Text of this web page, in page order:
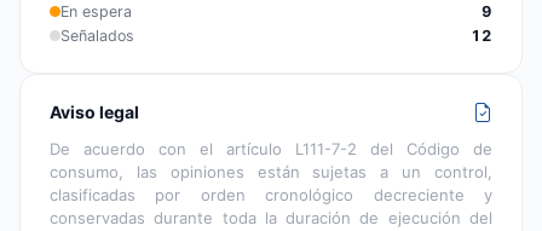
En espera
9
Señalados
12
Aviso legal
De acuerdo con el artículo L111-7-2 del Código de
consumo, las opiniones están sujetas a un control,
clasificadas por orden cronológico decreciente y
conservadas durante toda la duración de ejecución del